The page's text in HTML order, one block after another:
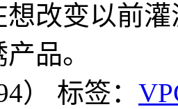
改变以前
品。
） 标签：